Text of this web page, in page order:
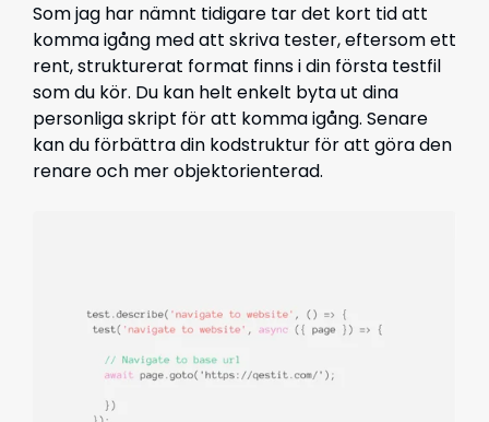
Som jag har nämnt tidigare tar det kort tid att
komma igång med att skriva tester, eftersom ett
rent, strukturerat format finns i din första testfil
som du kör. Du kan helt enkelt byta ut dina
personliga skript för att komma igång. Senare
kan du förbättra din kodstruktur för att göra den
renare och mer objektorienterad.